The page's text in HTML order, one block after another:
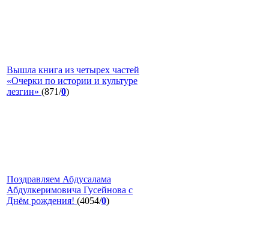
Вышла книга из четырех частей
«Очерки по истории и культуре
лезгин» (871/0)
Поздравляем Абдусалама
Абдулкеримовича Гусейнова с
Днём рождения! (4054/0)